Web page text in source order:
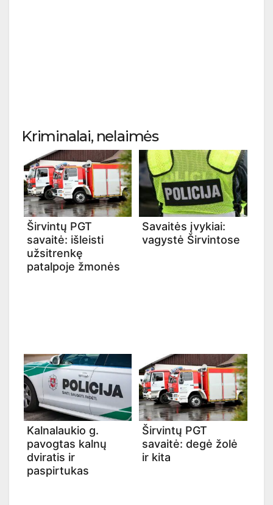
Kriminalai, nelaimės
Širvintų PGT
savaitė: išleisti
užsitrenkę
patalpoje žmonės
Savaitės įvykiai:
vagystė Širvintose
Kalnalaukio g.
pavogtas kalnų
dviratis ir
paspirtukas
Širvintų PGT
savaitė: degė žolė
ir kita